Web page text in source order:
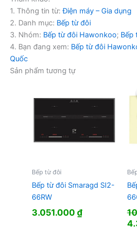
1. Thông tin từ:Điện máy – Gia dụng
2. Danh mục: Bếp từ đôi
3. Nhóm: Bếp từ đôi Hawonkoo; Bếp
4. Bạn đang xem: Bếp từ đôi
Quốc
Sản phẩm tương tự
Bếp từ đôi
Bếp từ đôi Smaragd SI2-
66RW
3.051.000₫